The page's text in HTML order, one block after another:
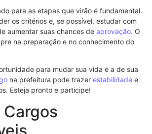
para as etapas que virão é fundamental.
os critérios e, se possível, estudar com
aumentar suas chances de aprovação. O
na preparação e no conhecimento do
para mudar sua vida e a de sua
na prefeitura pode trazer estabilidade e
Esteja pronto e participe!
Cargos